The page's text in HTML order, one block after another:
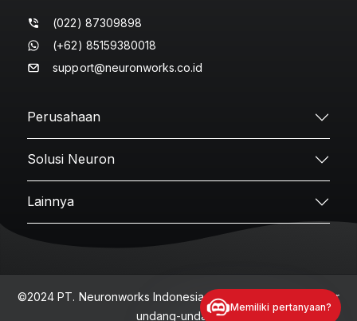
(022) 87309898
(+62) 85159380018
support@neuronworks.co.id
Perusahaan
Solusi Neuron
Lainnya
©2024 PT. Neuronworks Indonesia - Seluruh hak cipta diatur
undang-undang
Memiliki pertanyaan?